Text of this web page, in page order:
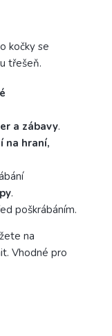
kočky se
třešeň.
a zábavy.
na hraní,
.
poškrábáním.
na
Vhodné pro